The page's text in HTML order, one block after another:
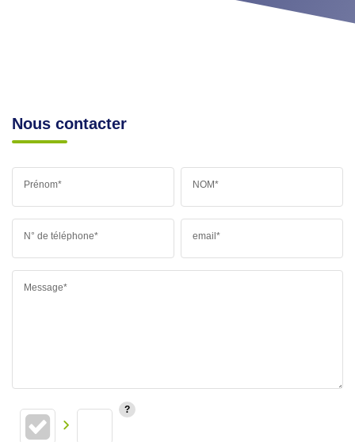
Nous contacter
Prénom* NOM*
N° de téléphone* email*
Message*